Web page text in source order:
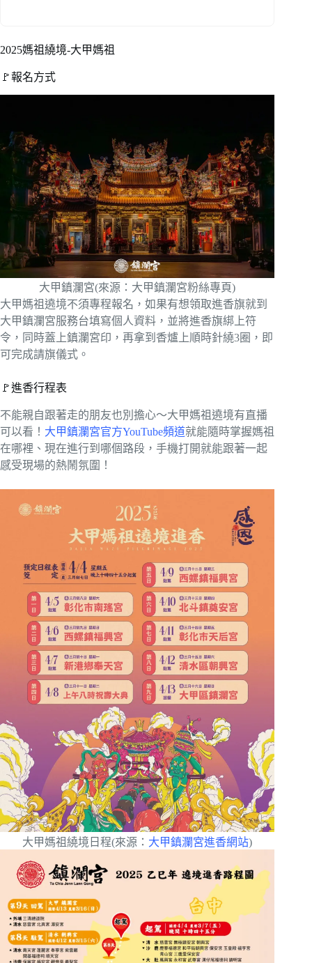
2025媽祖繞境-大甲媽祖
🚩報名方式
大甲鎮瀾宮(來源：大甲鎮瀾宮粉絲專頁)
大甲媽祖遶境不須專程報名，如果有想領取進香旗就到
大甲鎮瀾宮服務台填寫個人資料，並將進香旗綁上符
令，同時蓋上鎮瀾宮印，再拿到香爐上順時針繞3圈，即
可完成請旗儀式。
🚩進香行程表
不能親自跟著走的朋友也別擔心～大甲媽祖遶境有直播
可以看！ 大甲鎮瀾宮官方YouTube頻道就能隨時掌握媽祖
在哪裡、現在進行到哪個路段，手機打開就能跟著一起
感受現場的熱鬧氛圍！
大甲媽祖繞境日程(來源： 大甲鎮瀾宮進香網站)